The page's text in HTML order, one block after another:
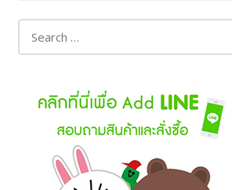
navigation